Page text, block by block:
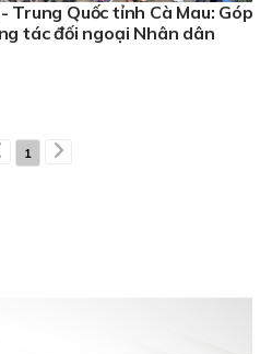
Trung Quốc tỉnh Cà Mau: Góp
tác đối ngoại Nhân dân
1